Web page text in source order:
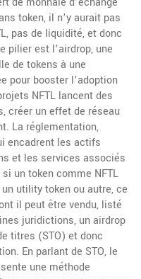
token, il n’y aurait pas
pas de liquidité, et donc
pilier est l’airdrop, une
de tokens à une
pour booster l’adoption
NFTL lancent des
créer un effet de réseau
La réglementation,
encadrent les actifs
et les services associés
un token comme NFTL
utility token ou autre, ce
il peut être vendu, listé
juridictions, un airdrop
titres (STO) et donc
En parlant de STO, le
une méthode